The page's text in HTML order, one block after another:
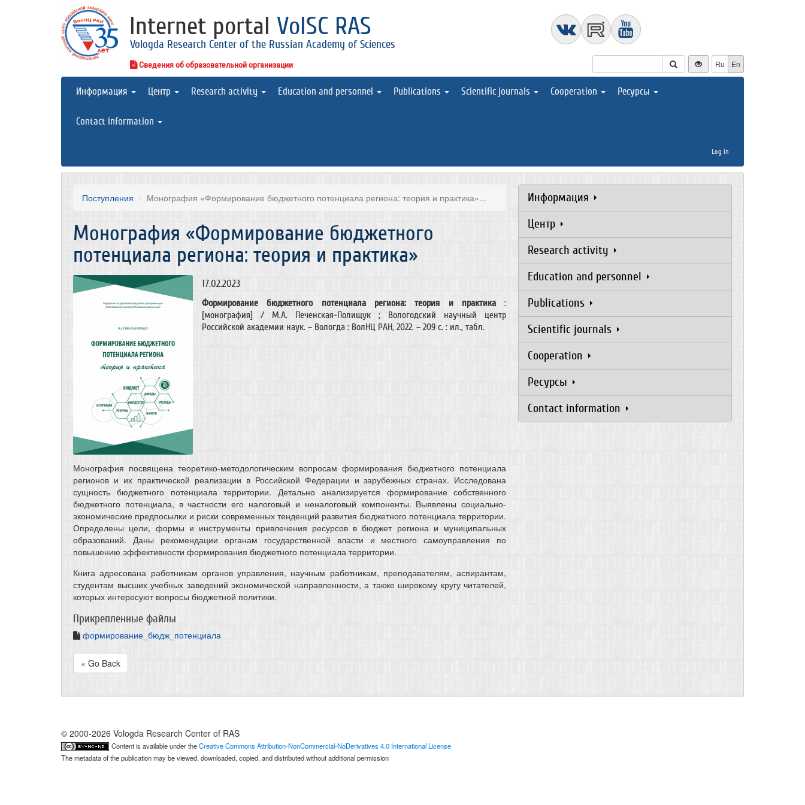
Internet portal VolSC RAS
Vologda Research Center of the Russian Academy of Sciences
Сведения об образовательной организации Ru En
Информация Центр Research activity Education and personnel Publications Scientific journals Cooperation Ресурсы
Contact information
Log in
Поступления Монография «Формирование бюджетного потенциала региона: теория и практика»...
Монография «Формирование бюджетного
потенциала региона: теория и практика»
17.02.2023
Формирование бюджетного потенциала региона: теория и практика :
[монография] / М.А. Печенская-Полищук ; Вологодский научный центр
Российской академии наук. – Вологда : ВолНЦ РАН, 2022. – 209 с. : ил., табл.
Монография посвящена теоретико-методологическим вопросам формирования бюджетного потенциала
регионов и их практической реализации в Российской Федерации и зарубежных странах. Исследована
сущность бюджетного потенциала территории. Детально анализируется формирование собственного
бюджетного потенциала, в частности его налоговый и неналоговый компоненты. Выявлены социально-
экономические предпосылки и риски современных тенденций развития бюджетного потенциала территории.
Определены цели, формы и инструменты привлечения ресурсов в бюджет региона и муниципальных
образований. Даны рекомендации органам государственной власти и местного самоуправления по
повышению эффективности формирования бюджетного потенциала территории.
Книга адресована работникам органов управления, научным работникам, преподавателям, аспирантам,
студентам высших учебных заведений экономической направленности, а также широкому кругу читателей,
которых интересуют вопросы бюджетной политики.
Прикрепленные файлы
формирование_бюдж_потенциала
« Go Back
Информация
Центр
Research activity
Education and personnel
Publications
Scientific journals
Cooperation
Ресурсы
Contact information
© 2000-2026 Vologda Research Center of RAS
Content is available under theCreative Commons Attribution-NonCommercial-NoDerivatives 4.0 International License
The metadata of the publication may be viewed, downloaded, copied, and distributed without additional permission